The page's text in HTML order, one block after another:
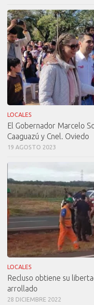
LOCALES
El Gobernador Marcelo
Caaguazú y Cnel. Oviedo
19 AGOSTO 2023
LOCALES
Recluso obtiene su
arrollado
28 DICIEMBRE 2022